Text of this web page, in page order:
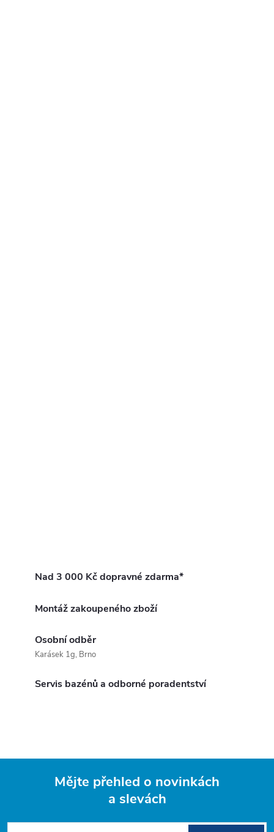
Nad 3 000 Kč dopravné zdarma*
Montáž zakoupeného zboží
Osobní odběr
Karásek 1g, Brno
Servis bazénů a odborné poradentství
Mějte přehled o novinkách
a slevách